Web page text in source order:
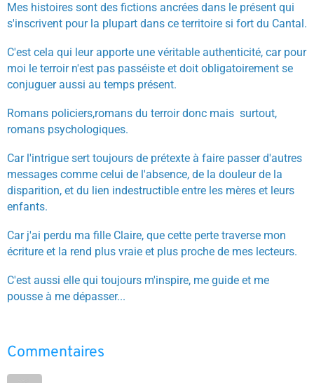
Mes histoires sont des fictions ancrées dans le présent qui
s'inscrivent pour la plupart dans ce territoire si fort du Cantal.
C'est cela qui leur apporte une véritable authenticité, car pour
moi le terroir n'est pas passéiste et doit obligatoirement se
conjuguer aussi au temps présent.
Romans policiers,romans du terroir donc mais surtout,
romans psychologiques.
Car l'intrigue sert toujours de prétexte à faire passer d'autres
messages comme celui de l'absence, de la douleur de la
disparition, et du lien indestructible entre les mères et leurs
enfants.
Car j'ai perdu ma fille Claire, que cette perte traverse mon
écriture et la rend plus vraie et plus proche de mes lecteurs.
C'est aussi elle qui toujours m'inspire, me guide et me
pousse à me dépasser...
Commentaires